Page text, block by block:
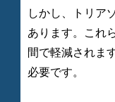
しかし、トリア
あります。これ
間で軽減されま
必要です。